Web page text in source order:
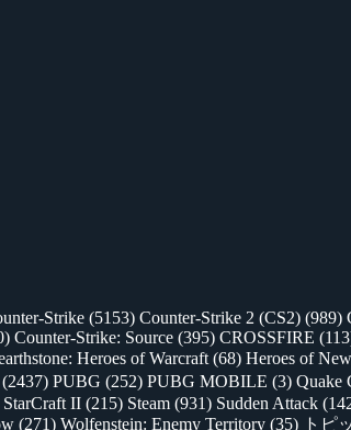
Strike (5153) Counter-Strike 2 (CS2) (989)
Counter-Strike: Source (395) CROSSFIRE
Heroes of Warcraft (68) Heroes of
(2437) PUBG (252) PUBG MOBILE (3) Quake
StarCraft II (215) Steam (931) Sudden Attack
(271) Wolfenstein: Enemy Territory (35) トピ